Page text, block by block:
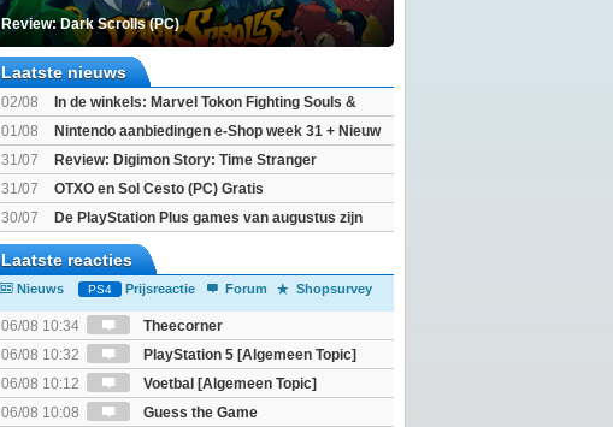
Review: Dark Scrolls (PC)
Laatste nieuws
02/08
In de winkels: Marvel Tokon Fighting Souls &
Beast of Reincarnation
01/08
Nintendo aanbiedingen e-Shop week 31 + Nieuw
voor Switch 2
31/07
Review: Digimon Story: Time Stranger
31/07
OTXO en Sol Cesto (PC) Gratis
30/07
De PlayStation Plus games van augustus zijn
Laatste reacties
Nieuws PS4 Prijsreactie Forum Shopsurvey
06/08 10:34
Theecorner
06/08 10:32
PlayStation 5 [Algemeen Topic]
06/08 10:12
Voetbal [Algemeen Topic]
06/08 10:08
Guess the Game